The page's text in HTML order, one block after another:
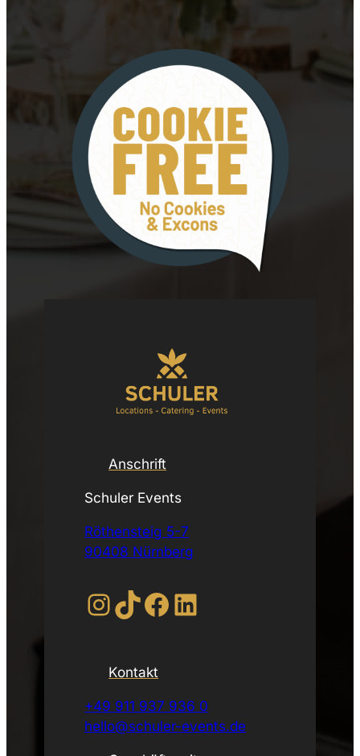
Anschrift
Schuler Events
Röthensteig 5-7
90408 Nürnberg
Instagram
TikTok
Facebook
LinkedIn
Kontakt
+49 911 937 936 0
hello@schuler-events.de